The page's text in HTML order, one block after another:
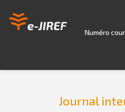
principale
Contenu
Numéro
Journal